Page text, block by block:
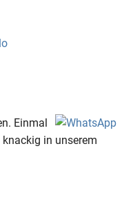
Einmal
in unserem